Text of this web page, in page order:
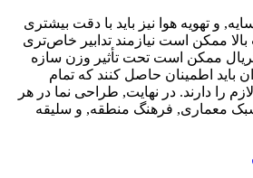
و تهویه هوا نیز باید با دقت بیشتری
ممکن است نیازمند تدابیر خاص‌تری
ممکن است تحت تأثیر وزن سازه
باید اطمینان حاصل کنند که تمام
را دارند. در نهایت, طراحی نما در هر
سبک معماری, فرهنگ منطقه, و سلیقه